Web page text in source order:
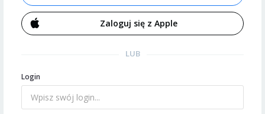
Zaloguj się z Apple
LUB
Login